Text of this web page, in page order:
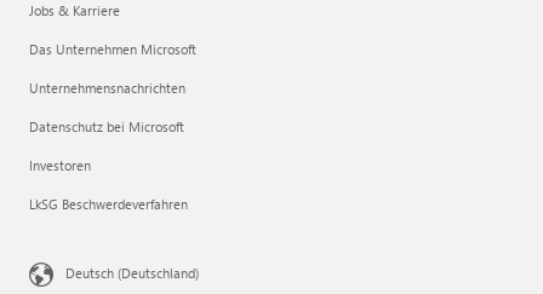
Jobs & Karriere
Das Unternehmen Microsoft
Unternehmensnachrichten
Datenschutz bei Microsoft
Investoren
LkSG Beschwerdeverfahren
Deutsch (Deutschland)